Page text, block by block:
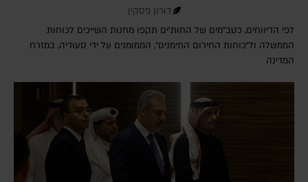
דורון פסקין
לפי הדיווחים, כטב"מים של החות'ים תקפו מחנות השייכים לכוחות
הממשלה ול"כוחות החירום התימנים", הממומנים על ידי סעודיה, במזרח
המדינה